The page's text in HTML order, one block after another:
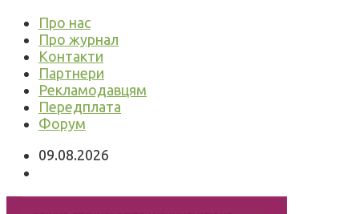
Про нас
Про журнал
Контакти
Партнери
Рекламодавцям
Передплата
Форум
09.08.2026